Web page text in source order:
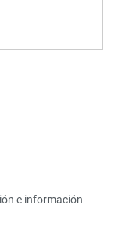
e información